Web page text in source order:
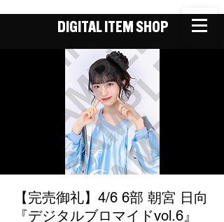
DIGITAL ITEM SHOP
【完売御礼】4/6 6部 朝宮 日向
『デジタルブロマイドvol.6』